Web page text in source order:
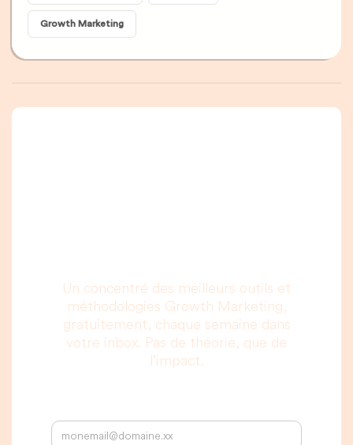
Growth Marketing
Un concentré des meilleurs outils et
méthodologies Growth Marketing,
gratuitement, chaque semaine dans
votre inbox. Pas de théorie, que de
l’impact.